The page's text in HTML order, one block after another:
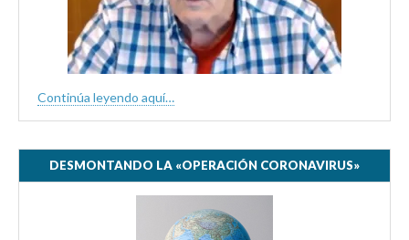
Continúa leyendo aquí…
DESMONTANDO LA «OPERACIÓN CORONAVIRUS»